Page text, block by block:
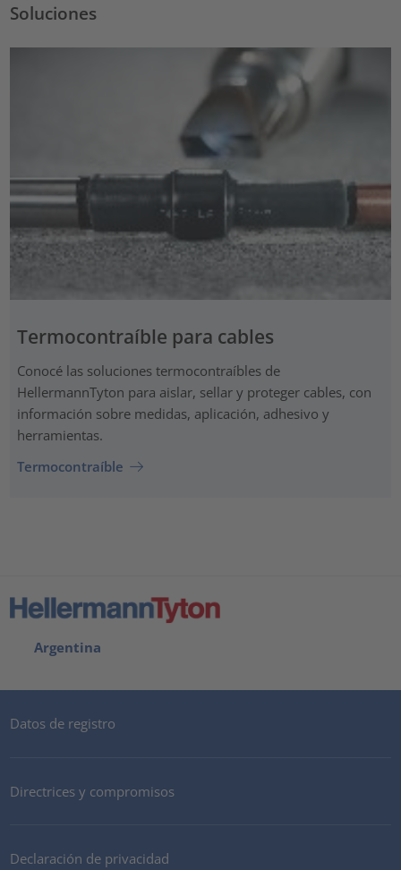
Soluciones
Termocontraíble para cables
Conocé las soluciones termocontraíbles de
HellermannTyton para aislar, sellar y proteger cables, con
información sobre medidas, aplicación, adhesivo y
herramientas.
Termocontraíble
Argentina
Datos de registro
Directrices y compromisos
Declaración de privacidad